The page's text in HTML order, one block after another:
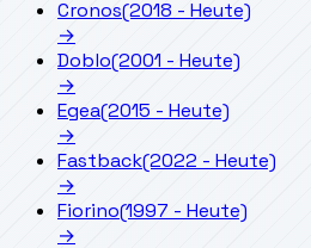
Cronos(2018 - Heute)
→
Doblo(2001 - Heute)
→
Egea(2015 - Heute)
→
Fastback(2022 - Heute)
→
Fiorino(1997 - Heute)
→